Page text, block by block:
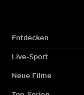
Entdecken
Live-Sport
Neue Filme